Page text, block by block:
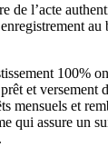
de l’acte
au
100%
et versement
mensuels et
qui assure un